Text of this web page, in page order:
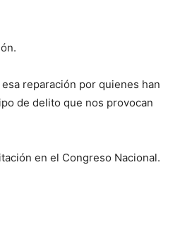
reparación por quienes han
de delito que nos provocan
en el Congreso Nacional.